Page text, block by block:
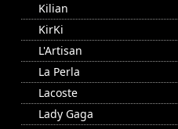
Kilian
KirKi
L'Artisan
La Perla
Lacoste
Lady Gaga